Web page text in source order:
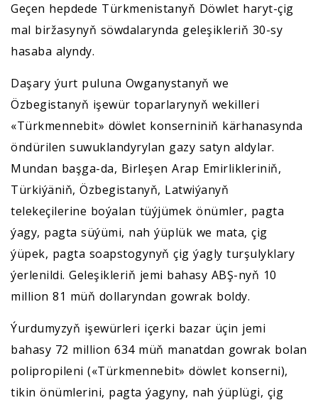
Geçen hepdede Türkmenistanyň Döwlet haryt-çig
mal biržasynyň söwdalarynda geleşikleriň 30-sy
hasaba alyndy.
Daşary ýurt puluna Owganystanyň we
Özbegistanyň işewür toparlarynyň wekilleri
«Türkmennebit» döwlet konserniniň kärhanasynda
öndürilen suwuklandyrylan gazy satyn aldylar.
Mundan başga-da, Birleşen Arap Emirlikleriniň,
Türkiýäniň, Özbegistanyň, Latwiýanyň
telekeçilerine boýalan tüýjümek önümler, pagta
ýagy, pagta süýümi, nah ýüplük we mata, çig
ýüpek, pagta soapstogynyň çig ýagly turşulyklary
ýerlenildi. Geleşikleriň jemi bahasy ABŞ-nyň 10
million 81 müň dollaryndan gowrak boldy.
Ýurdumyzyň işewürleri içerki bazar üçin jemi
bahasy 72 million 634 müň manatdan gowrak bolan
polipropileni («Türkmennebit» döwlet konserni),
tikin önümlerini, pagta ýagyny, nah ýüplügi, çig